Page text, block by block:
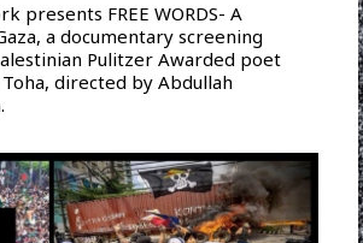
presents FREE WORDS- A
a documentary screening
Pulitzer Awarded poet
directed by Abdullah